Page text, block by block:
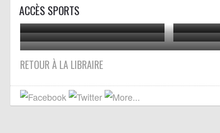
ACCÈS SPORTS
00
04
07
RETOUR À LA LIBRAIRE